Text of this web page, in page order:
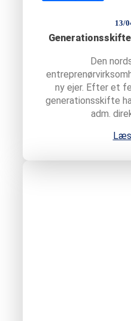
13/
Den
ny ejer. Efter et
generationsskifte
adm.